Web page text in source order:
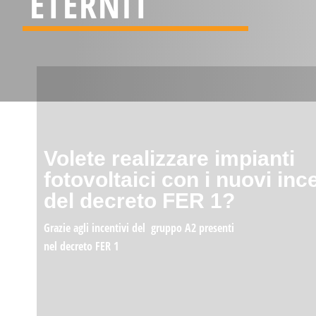
Volete realizzare impianti
fotovoltaici con i nuovi
del decreto FER 1?
Grazie agli incentivi del gruppo A2 presenti
nel decreto FER 1